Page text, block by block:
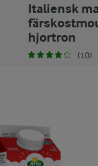
Italiensk
hjortron
(10)